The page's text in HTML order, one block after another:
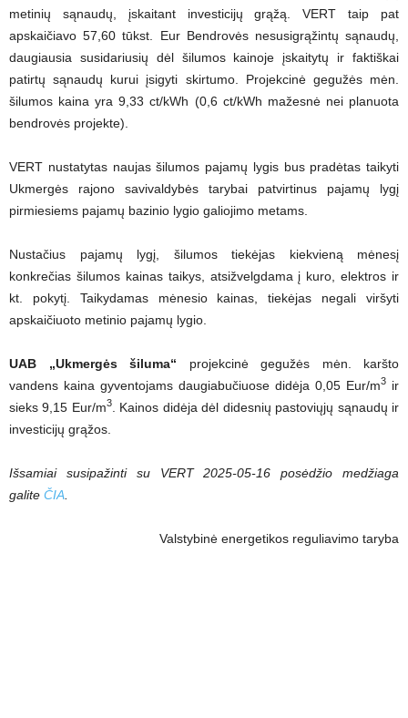
metinių sąnaudų, įskaitant investicijų grąžą. VERT taip pat
apskaičiavo 57,60 tūkst. Eur Bendrovės nesusigrąžintų sąnaudų,
daugiausia susidariusių dėl šilumos kainoje įskaitytų ir faktiškai
patirtų sąnaudų kurui įsigyti skirtumo. Projekcinė gegužės mėn.
šilumos kaina yra 9,33 ct/kWh (0,6 ct/kWh mažesnė nei planuota
bendrovės projekte).
VERT nustatytas naujas šilumos pajamų lygis bus pradėtas taikyti
Ukmergės rajono savivaldybės tarybai patvirtinus pajamų lygį
pirmiesiems pajamų bazinio lygio galiojimo metams.
Nustačius pajamų lygį, šilumos tiekėjas kiekvieną mėnesį
konkrečias šilumos kainas taikys, atsižvelgdama į kuro, elektros ir
kt. pokytį. Taikydamas mėnesio kainas, tiekėjas negali viršyti
apskaičiuoto metinio pajamų lygio.
UAB „Ukmergės šiluma“ projekcinė gegužės mėn. karšto
vandens kaina gyventojams daugiabučiuose didėja 0,05 Eur/m3 ir
sieks 9,15 Eur/m3. Kainos didėja dėl didesnių pastoviųjų sąnaudų ir
investicijų grąžos.
Išsamiai susipažinti su VERT 2025-05-16 posėdžio medžiaga
galite ČIA
Valstybinė energetikos reguliavimo taryba